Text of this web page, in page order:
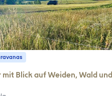
Blick auf Weiden, Wald und